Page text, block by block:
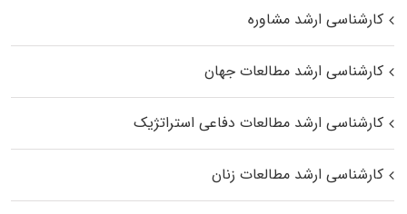
کارشناسی ارشد مشاوره
کارشناسی ارشد مطالعات جهان
کارشناسی ارشد مطالعات دفاعی استراتژیک
کارشناسی ارشد مطالعات زنان